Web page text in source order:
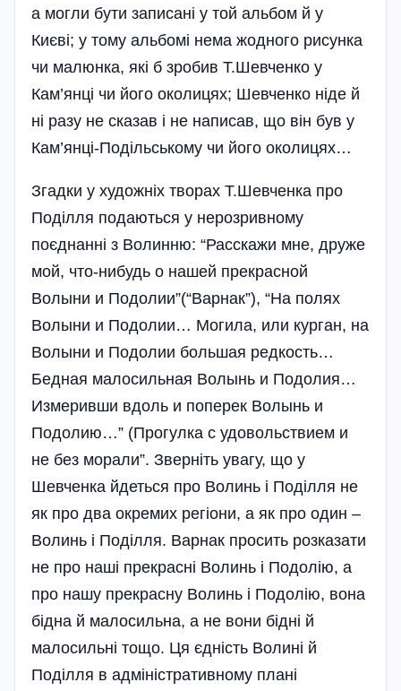
а могли бути записані у той альбом й у
Києві; у тому альбомі нема жодного рисунка
чи малюнка, які б зробив Т.Шевченко у
Кам’янці чи його околицях; Шевченко ніде й
ні разу не сказав і не написав, що він був у
Кам’янці-Подільському чи його околицях…
Згадки у художніх творах Т.Шевченка про
Поділля подаються у нерозривному
поєднанні з Волинню: “Расскажи мне, друже
мой, что-нибудь о нашей прекрасной
Волыни и Подолии”(“Варнак”), “На полях
Волыни и Подолии… Могила, или курган, на
Волыни и Подолии большая редкость…
Бедная малосильная Волынь и Подолия…
Измеривши вдоль и поперек Волынь и
Подолию…” (Прогулка с удовольствием и
не без морали”. Зверніть увагу, що у
Шевченка йдеться про Волинь і Поділля не
як про два окремих регіони, а як про один –
Волинь і Поділля. Варнак просить розказати
не про наші прекрасні Волинь і Подолію, а
про нашу прекрасну Волинь і Подолію, вона
бідна й малосильна, а не вони бідні й
малосильні тощо. Ця єдність Волині й
Поділля в адміністративному плані